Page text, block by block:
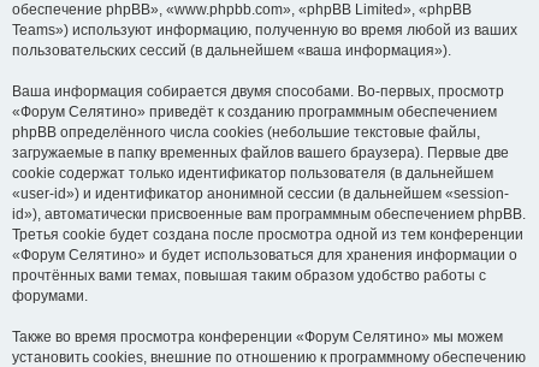
обеспечение phpBB», «www.phpbb.com», «phpBB Limited», «phpBB
Teams») используют информацию, полученную во время любой из ваших
пользовательских сессий (в дальнейшем «ваша информация»).
Ваша информация собирается двумя способами. Во-первых, просмотр
«Форум Селятино» приведёт к созданию программным обеспечением
phpBB определённого числа cookies (небольшие текстовые файлы,
загружаемые в папку временных файлов вашего браузера). Первые две
cookie содержат только идентификатор пользователя (в дальнейшем
«user-id») и идентификатор анонимной сессии (в дальнейшем «session-
id»), автоматически присвоенные вам программным обеспечением phpBB.
Третья cookie будет создана после просмотра одной из тем конференции
«Форум Селятино» и будет использоваться для хранения информации о
прочтённых вами темах, повышая таким образом удобство работы с
форумами.
Также во время просмотра конференции «Форум Селятино» мы можем
установить cookies, внешние по отношению к программному обеспечению